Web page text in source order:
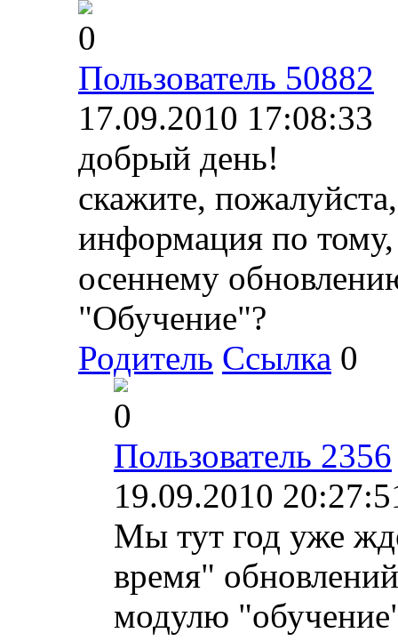
0
Пользователь 50882
17.09.2010 17:08:33
добрый день!
скажите,
информация по тому,
осеннему
"Обучение"?
Родитель Ссылка 0
0
Пользователь 2356
19.09.2010
Мы тут год уже
время"
модулю